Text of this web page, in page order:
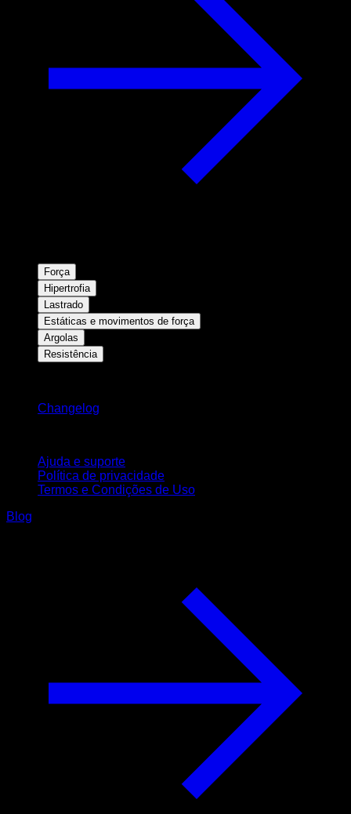
Força
Hipertrofia
Lastrado
Estáticas e movimentos de força
Argolas
Resistência
Changelog
Ajuda e suporte
Política de privacidade
Termos e Condições de Uso
Blog